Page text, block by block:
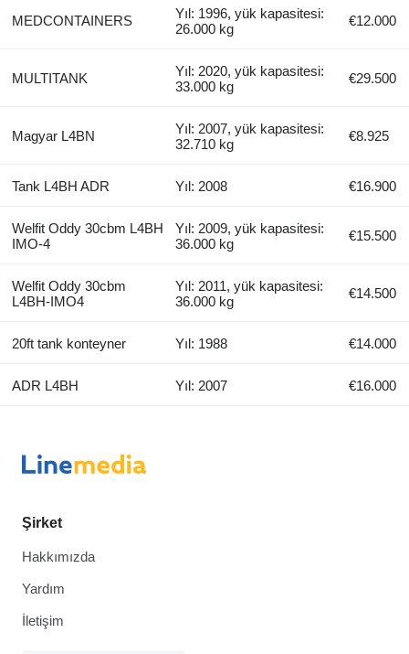
MEDCONTAINERS
Yıl: 1996, yük kapasitesi:
26.000 kg
€12.000
MULTITANK
Yıl: 2020, yük kapasitesi:
33.000 kg
€29.500
Magyar L4BN
Yıl: 2007, yük kapasitesi:
32.710 kg
€8.925
Tank L4BH ADR Yıl: 2008 €16.900
Welfit Oddy 30cbm L4BH
IMO-4
Yıl: 2009, yük kapasitesi:
36.000 kg
€15.500
Welfit Oddy 30cbm
L4BH-IMO4
Yıl: 2011, yük kapasitesi:
36.000 kg
€14.500
20ft tank konteyner Yıl: 1988 €14.000
ADR L4BH Yıl: 2007 €16.000
Şirket
Hakkımızda
Yardım
İletişim